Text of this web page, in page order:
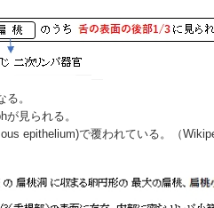
。
が見られる。
epithelium)で覆われている。（